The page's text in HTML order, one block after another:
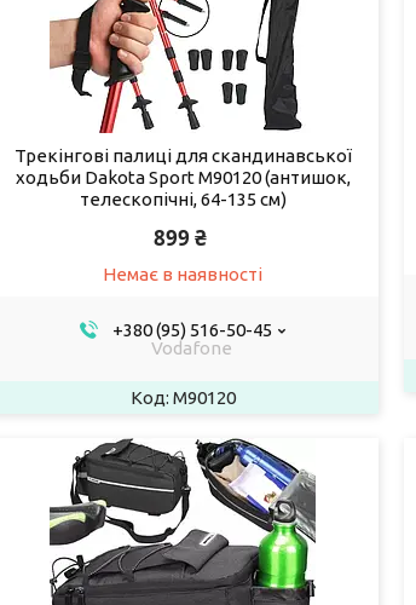
Трекінгові палиці для скандинавської
ходьби Dakota Sport M90120 (антишок,
телескопічні, 64-135 см)
899 ₴
Немає в наявності
+380 (95) 516-50-45
Vodafone
M90120